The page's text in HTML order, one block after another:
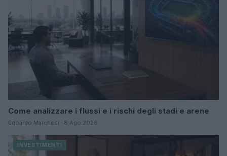
Come analizzare i flussi e i rischi degli stadi e arene
Edoardo Marchesi · 8 Ago 2026
INVESTIMENTI